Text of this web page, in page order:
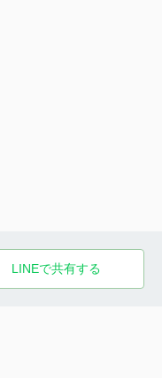
LINEで共有する